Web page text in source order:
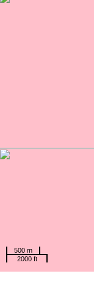
500 m
2000 ft